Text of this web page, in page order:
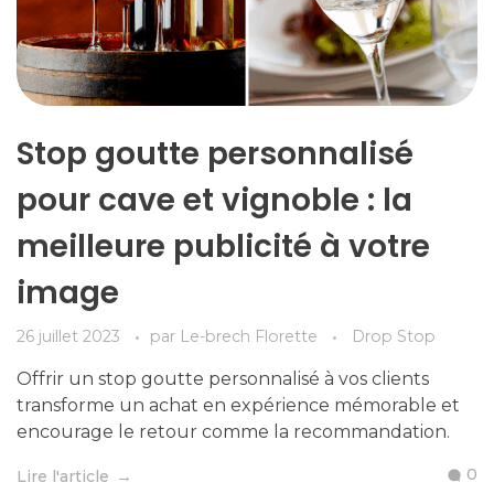
Stop goutte personnalisé
pour cave et vignoble : la
meilleure publicité à votre
image
26 juillet 2023 par Le-brech Florette Drop Stop
Offrir un stop goutte personnalisé à vos clients
transforme un achat en expérience mémorable et
encourage le retour comme la recommandation.
Lire l'article 0